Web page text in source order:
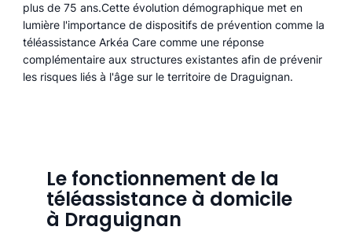
plus de 75 ans.Cette évolution démographique met en
lumière l'importance de dispositifs de prévention comme la
téléassistance Arkéa Care comme une réponse
complémentaire aux structures existantes afin de prévenir
les risques liés à l'âge sur le territoire de Draguignan.
Le fonctionnement de la
téléassistance à domicile
à Draguignan